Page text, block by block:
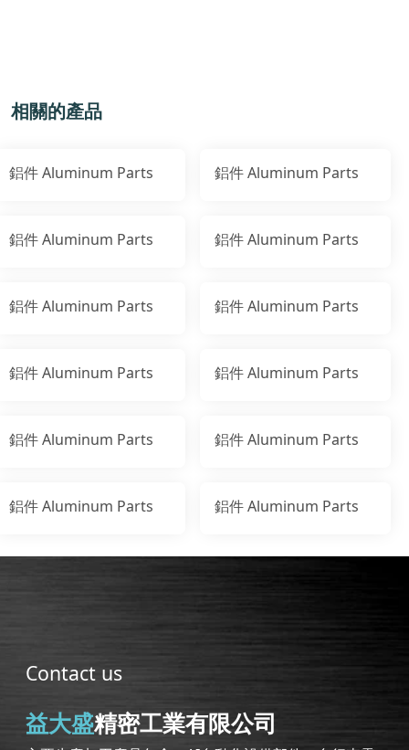
相關的產品
鋁件 Aluminum Parts 鋁件 Aluminum Parts
鋁件 Aluminum Parts 鋁件 Aluminum Parts
鋁件 Aluminum Parts 鋁件 Aluminum Parts
鋁件 Aluminum Parts 鋁件 Aluminum Parts
鋁件 Aluminum Parts 鋁件 Aluminum Parts
鋁件 Aluminum Parts 鋁件 Aluminum Parts
Contact us
益大盛精密工業有限公司